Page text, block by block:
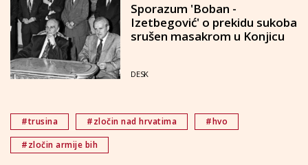
Sporazum 'Boban -
Izetbegović' o prekidu sukoba
srušen masakrom u Konjicu
DESK
#trusina #zločin nad hrvatima
#hvo
#zločin armije bih